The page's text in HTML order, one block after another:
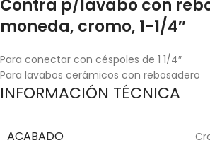
Contra p/lavabo con
moneda, cromo, 1-1/4″
Para conectar con céspoles de 1 1/4″
Para lavabos cerámicos con rebosadero
INFORMACIÓN TÉCNICA
ACABADO